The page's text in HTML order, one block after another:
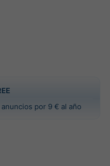
por 9 € al año